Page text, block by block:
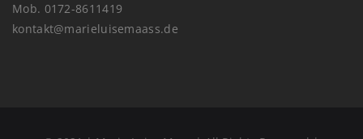
Mob. 0172-8611419
kontakt@marieluisemaass.de